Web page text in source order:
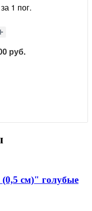
за 1 пог.
руб.
см)" голубые